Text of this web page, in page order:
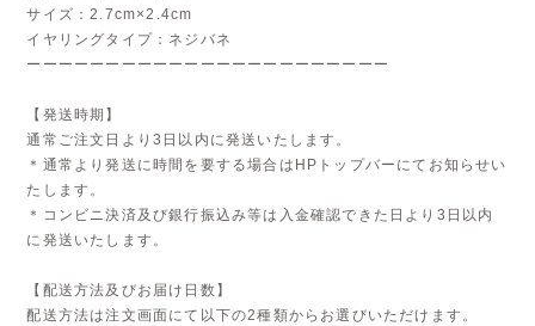
サイズ：2.7cm×2.4cm
イヤリングタイプ：ネジバネ
ーーーーーーーーーーーーーーーーーーーーーーー
【発送時期】
通常ご注文日より3日以内に発送いたします。
＊通常より発送に時間を要する場合はHPトップバーにてお知らせい
たします。
＊コンビニ決済及び銀行振込み等は入金確認できた日より3日以内
に発送いたします。
【配送方法及びお届け日数】
配送方法は注文画面にて以下の2種類からお選びいただけます。